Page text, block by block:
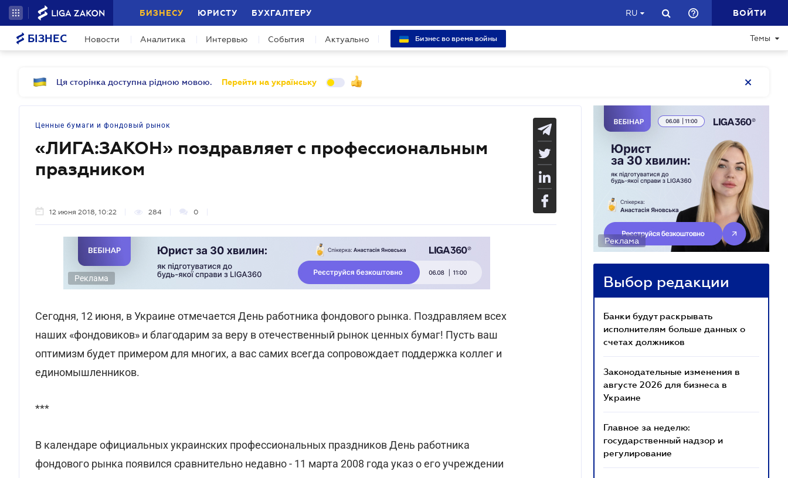
БИЗНЕСУ ЮРИСТУ БУХГАЛТЕРУ RU ВОЙТИ
БІЗНЕС Новости Аналитика Интервью События Актуально Бизнес во время войны Темы
Ця сторінка доступна рідною мовою. Перейти на українську
Ценные бумаги и фондовый рынок
«ЛИГА:ЗАКОН» поздравляет с профессиональным
праздником
12 июня 2018, 10:22 284 0
Реклама
Сегодня, 12 июня, в Украине отмечается День работника фондового рынка. Поздравляем всех
наших «фондовиков» и благодарим за веру в отечественный рынок ценных бумаг! Пусть ваш
оптимизм будет примером для многих, а вас самих всегда сопровождает поддержка коллег и
единомышленников.
***
В календаре официальных украинских профессиональных праздников День работника
фондового рынка появился сравнительно недавно - 11 марта 2008 года указ о его учреждении
Реклама
Выбор редакции
Банки будут раскрывать
исполнителям больше данных о
счетах должников
Законодательные изменения в
августе 2026 для бизнеса в
Украине
Главное за неделю:
государственный надзор и
регулирование